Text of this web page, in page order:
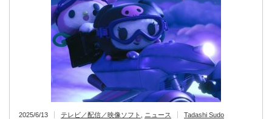
2025/6/13 テレビ／配信／映像ソフト ニュース Tadashi Sudo